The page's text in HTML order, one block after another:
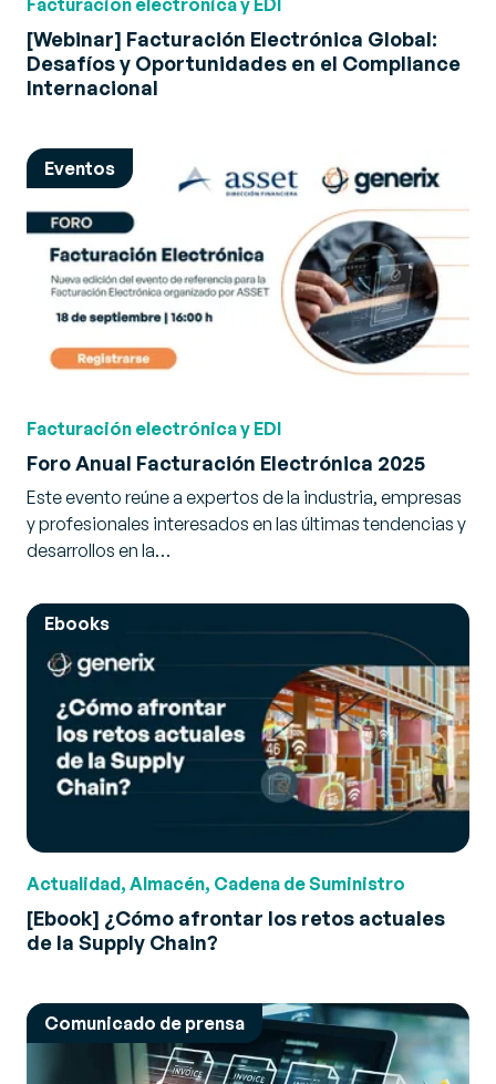
[Webinar] Facturación Electrónica Global:
Desafíos y Oportunidades en el Compliance
Internacional
Eventos
Facturación electrónica y EDI
Foro Anual Facturación Electrónica 2025
Este evento reúne a expertos de la industria, empresas
y profesionales interesados en las últimas tendencias y
desarrollos en la…
Ebooks
Actualidad, Almacén, Cadena de Suministro
[Ebook] ¿Cómo afrontar los retos actuales
de la Supply Chain?
Comunicado de prensa